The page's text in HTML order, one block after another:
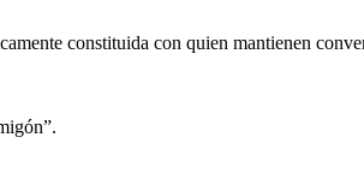
constituida con quien mantienen